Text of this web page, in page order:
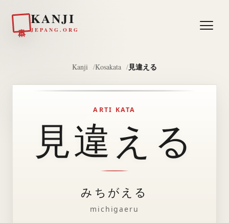
KANJI
JEPANG.ORG
Kanji Kosakata 見違える
ARTI KATA
見違える
みちがえる
michigaeru